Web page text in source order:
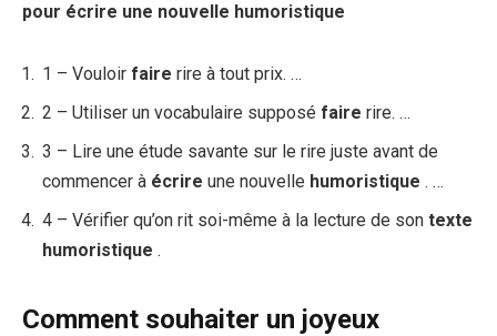
pour écrire une nouvelle humoristique
1 – Vouloir faire rire à tout prix. …
2 – Utiliser un vocabulaire supposé faire rire. …
3 – Lire une étude savante sur le rire juste avant de
commencer à écrire une nouvelle humoristique . …
4 – Vérifier qu’on rit soi-même à la lecture de son texte
humoristique .
Comment souhaiter un joyeux